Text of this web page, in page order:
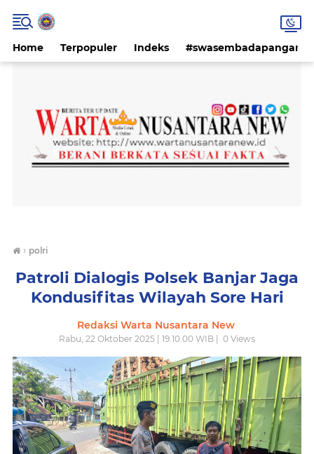
Home Terpopuler Indeks #swasembadapangan
› polri
Patroli Dialogis Polsek Banjar Jaga
Kondusifitas Wilayah Sore Hari
Redaksi Warta Nusantara New
Rabu, 22 Oktober 2025 | 19.10.00 WIB | 0 Views